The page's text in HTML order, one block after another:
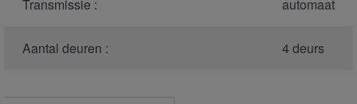
Transmissie : automaat
Aantal deuren : 4 deurs